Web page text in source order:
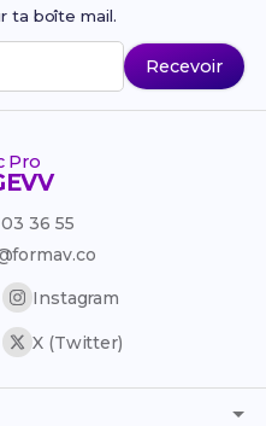
ta boîte mail.
Recevoir
Pro
36 55
Instagram
X (Twitter)